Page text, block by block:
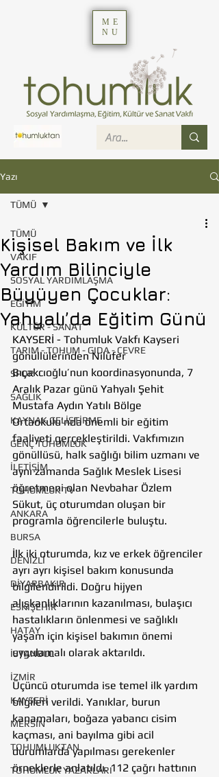
ME
NU
Yazı
TÜMÜ
VAKIF
SOSYAL YARDIMLAŞMA
EĞİTİM
KÜLTÜR - SANAT
TARIM - TOHUM - GIDA - ÇEVRE
SPOR
SAĞLIK
KAYNAK GELİŞTİRME
GENÇ TOHUMLUK
İLETİŞİM
TOHUMLUK TV
ANKARA
BURSA
DENİZLİ
DİYARBAKIR
ESKİŞEHİR
HATAY
İSTANBUL
İZMİR
KAYSERİ
MERSİN
TOHUMLUKTAN
TOHUMLUK YAZARLARI
TÜMÜ
Kişisel Bakım ve İlk
Yardım Bilinciyle
Büyüyen Çocuklar:
Yahyalı’da Eğitim Günü
KAYSERİ - Tohumluk Vakfı Kayseri
gönüllülerinden Nilüfer
Bıçakcıoğlu’nun koordinasyonunda, 7
Aralık Pazar günü Yahyalı Şehit
Mustafa Aydın Yatılı Bölge
Ortaokulu’nda önemli bir eğitim
faaliyeti gerçekleştirildi. Vakfımızın
gönüllüsü, halk sağlığı bilim uzmanı ve
aynı zamanda Sağlık Meslek Lisesi
öğretmeni olan Nevbahar Özlem
Sükut, üç oturumdan oluşan bir
programla öğrencilerle buluştu.
İlk iki oturumda, kız ve erkek öğrenciler
ayrı ayrı kişisel bakım konusunda
bilgilendirildi. Doğru hijyen
alışkanlıklarının kazanılması, bulaşıcı
hastalıkların önlenmesi ve sağlıklı
yaşam için kişisel bakımın önemi
uygulamalı olarak aktarıldı.
Üçüncü oturumda ise temel ilk yardım
bilgileri verildi. Yanıklar, burun
kanamaları, boğaza yabancı cisim
kaçması, ani bayılma gibi acil
durumlarda yapılması gerekenler
örneklerle anlatıldı. 112 çağrı hattının